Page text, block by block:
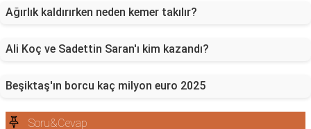
Ağırlık kaldırırken neden kemer takılır?
Ali Koç ve Sadettin Saran'ı kim kazandı?
Beşiktaş'ın borcu kaç milyon euro 2025
Soru&Cevap